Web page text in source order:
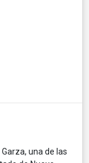
una de las